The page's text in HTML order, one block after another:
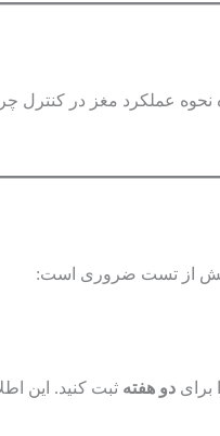
نحوه عملکرد مغز در کنترل
پیش از تست ضروری است:
دو هفته ثبت کنید. این